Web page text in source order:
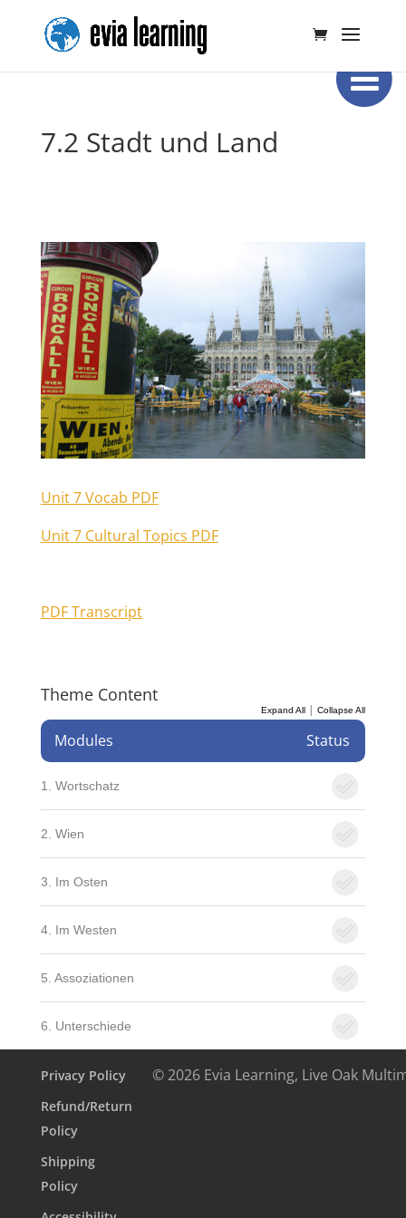
7.2 Stadt und Land
Unit 7 Vocab PDF
Unit 7 Cultural Topics PDF
PDF Transcript
Theme Content
Expand All |Collapse All
Modules Status
1. Wortschatz
2. Wien
3. Im Osten
4. Im Westen
5. Assoziationen
6. Unterschiede
Privacy Policy
Refund/Return
Policy
Shipping
Policy
© 2026 Evia Learning, Live Oak